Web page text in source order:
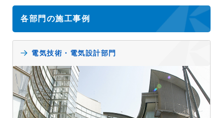
各部門の施工事例
電気技術・電気設計部門